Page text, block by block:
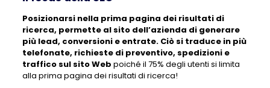
Posizionarsi nella prima pagina dei risultati di
ricerca, permette al sito dell’azienda di generare
più lead, conversioni e entrate. Ciò si traduce in più
telefonate, richieste di preventivo, spedizioni e
traffico sul sito Web poiché il 75% degli utenti si limita
alla prima pagina dei risultati di ricerca!